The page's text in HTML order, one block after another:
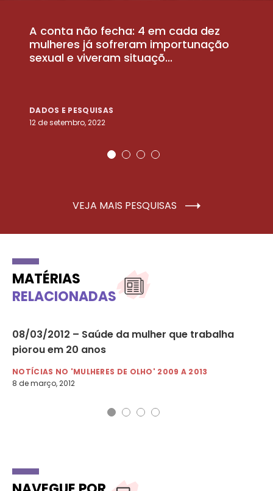
A conta não fecha: 4 em cada dez
mulheres já sofreram importunação
sexual e viveram situaçõ...
DADOS E PESQUISAS
12 de setembro, 2022
VEJA MAIS PESQUISAS
MATÉRIAS
RELACIONADAS
08/03/2012 – Saúde da mulher que trabalha
piorou em 20 anos
NOTÍCIAS NO 'MULHERES DE OLHO' 2009 A 2013
8 de março, 2012